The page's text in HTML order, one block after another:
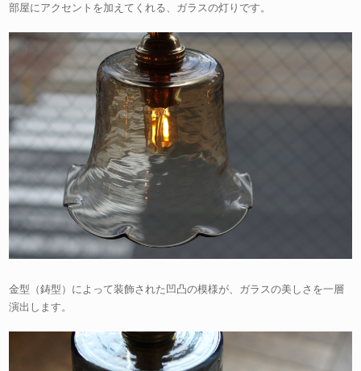
部屋にアクセントを加えてくれる、ガラスの灯りです。
金型（鋳型）によって装飾された凹凸の模様が、ガラスの美しさを一層
演出します。